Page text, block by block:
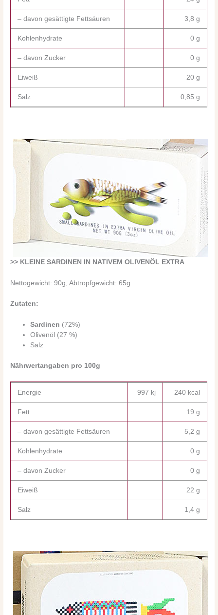
– davon gesättigte Fettsäuren 3,8 g
Kohlenhydrate 0 g
– davon Zucker 0 g
Eiweiß 20 g
Salz 0,85 g
>> KLEINE SARDINEN IN NATIVEM OLIVENÖL EXTRA
Nettogewicht: 90g, Abtropfgewicht: 65g
Zutaten:
Sardinen (72%)
Olivenöl (27 %)
Salz
Nährwertangaben pro 100g
Energie 997 kj 240 kcal
Fett 19 g
– davon gesättigte Fettsäuren 5,2 g
Kohlenhydrate 0 g
– davon Zucker 0 g
Eiweiß 22 g
Salz 1,4 g